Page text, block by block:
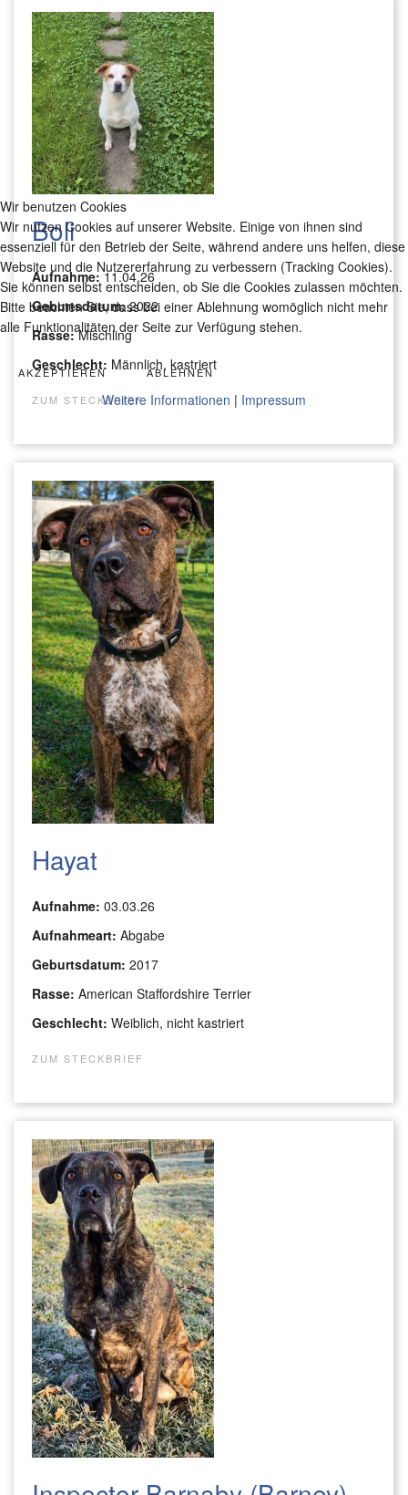
Boli
Aufnahme:11.04.26
Geburtsdatum:2022
Rasse:Mischling
Geschlecht: Männlich, kastriert
ZUM STECKBRIEF
Hayat
Aufnahme: 03.03.26
Aufnahmeart: Abgabe
Geburtsdatum: 2017
Rasse: American Staffordshire Terrier
Geschlecht: Weiblich, nicht kastriert
ZUM STECKBRIEF
Wir benutzen Cookies
Wir nutzen Cookies auf unserer Website. Einige von ihnen sind
essenziell für den Betrieb der Seite, während andere uns helfen, diese
Website und die Nutzererfahrung zu verbessern (Tracking Cookies).
Sie können selbst entscheiden, ob Sie die Cookies zulassen möchten.
Bitte beachten Sie, dass bei einer Ablehnung womöglich nicht mehr
alle Funktionalitäten der Seite zur Verfügung stehen.
AKZEPTIEREN ABLEHNEN
Weitere Informationen | Impressum